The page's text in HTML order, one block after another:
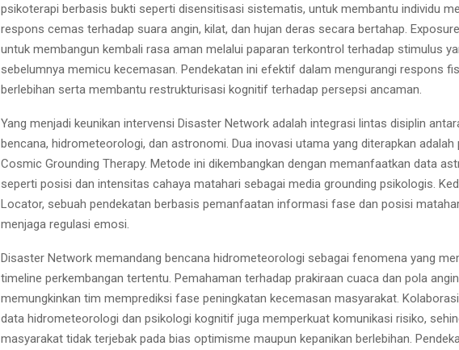
psikoterapi berbasis bukti seperti disensitisasi sistematis, untuk membantu individu
respons cemas terhadap suara angin, kilat, dan hujan deras secara bertahap.
untuk membangun kembali rasa aman melalui paparan terkontrol terhadap stimulus
sebelumnya memicu kecemasan. Pendekatan ini efektif dalam mengurangi respons
berlebihan serta membantu restrukturisasi kognitif terhadap persepsi ancaman.
Yang menjadi keunikan intervensi Disaster Network adalah integrasi lintas disiplin
bencana, hidrometeorologi, dan astronomi. Dua inovasi utama yang diterapkan adalah
Cosmic Grounding Therapy. Metode ini dikembangkan dengan memanfaatkan data
seperti posisi dan intensitas cahaya matahari sebagai media grounding psikologis.
Locator, sebuah pendekatan berbasis pemanfaatan informasi fase dan posisi
menjaga regulasi emosi.
Disaster Network memandang bencana hidrometeorologi sebagai fenomena yang
timeline perkembangan tertentu. Pemahaman terhadap prakiraan cuaca dan pola angin
memungkinkan tim memprediksi fase peningkatan kecemasan masyarakat.
data hidrometeorologi dan psikologi kognitif juga memperkuat komunikasi risiko,
masyarakat tidak terjebak pada bias optimisme maupun kepanikan berlebihan.